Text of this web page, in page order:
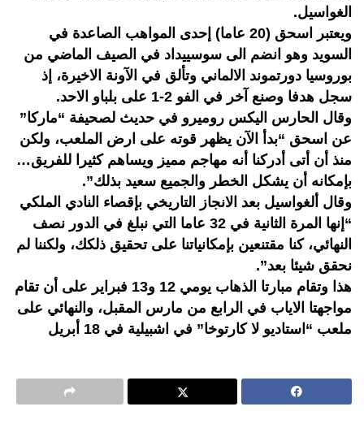
الغواسيل.
ويعتبر اسحق (20 عاما) إحدى المواهب الصاعدة في
السويد وهو انضم الى سوسييداد في الصيف الماضي من
بوروسيا دورتموند الالماني وتألق في الآونة الاخيرة، إذ
سجل هدفا وصنع آخر في الفو 2-1 على بلباو الاحد.
وقال الحارس اليكس روميرو في حديث لصحيفة “ماركا”
عن اسحق “بدأ الآن يظهر قوته على ارض الملعب، ولكن
منذ أن أتى أدركنا أنه مهاجم مميز ويساهم كثيرا للفريق…
بإمكانه أن يشكل الخطر والجميع سعيد بذلك”.
وقال ألغواسيل بعد الانجاز التاريخي بإقصاء النادي الملكي
“إنها المرة الثانية في 32 عاما التي نبلغ في الدور نصف
النهائي، كنا مقتنعين بإمكانياتنا على تحقيق ذلكك، ولكننا لم
نحقق شيئا بعد”.
هذا وتقام مبارتا الذهاب يومي 12 و13 فبراير على أن تقام
مواجهتا الاياب في الرابع من مارس المقبل، والنهائي على
ملعب “استاديو لا كارتوخا” في اشبيلية في 18 أبريل